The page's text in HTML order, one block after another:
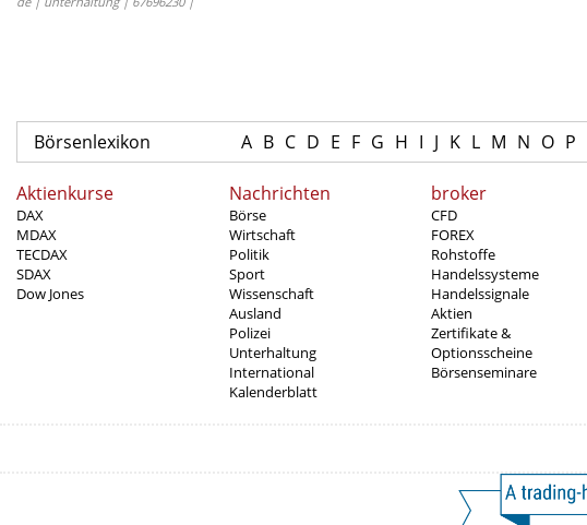
Börsenlexikon A B C D E F G H I J K L M N O P
Aktienkurse
DAX
MDAX
TECDAX
SDAX
Dow Jones
Nachrichten
Börse
Wirtschaft
Politik
Sport
Wissenschaft
Ausland
Polizei
Unterhaltung
International
Kalenderblatt
broker
CFD
FOREX
Rohstoffe
Handelssysteme
Handelssignale
Aktien
Zertifikate &
Optionsscheine
Börsenseminare